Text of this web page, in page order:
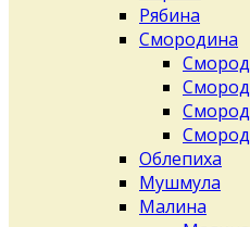
Рябина
Смородина
Облепиха
Мушмула
Малина